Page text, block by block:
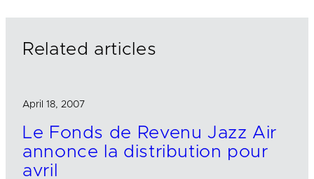
Related articles
April 18, 2007
Le Fonds de Revenu Jazz Air
annonce la distribution pour
avril